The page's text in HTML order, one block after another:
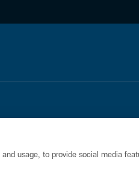
usage, to provide social media